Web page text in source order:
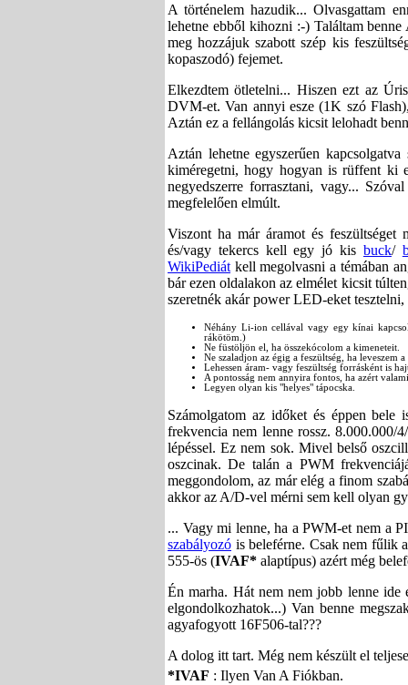
A történelem hazudik... Olvasgattam
lehetne ebből kihozni :-) Találtam
meg hozzájuk szabott szép kis
kopaszodó) fejemet.
Elkezdtem ötletelni... Hiszen ezt az
DVM-et. Van annyi esze (1K szó
Aztán ez a fellángolás kicsit lelohadt
Aztán lehetne egyszerűen
kiméregetni, hogy hogyan is rüffent ki
negyedszerre forrasztani, vagy...
megfelelően elmúlt.
Viszont ha már áramot és
és/vagy tekercs kell egy jó kis buck/
WikiPediát kell megolvasni a témában
bár ezen oldalakon az elmélet kicsit
szeretnék akár power LED-eket
Néhány Li-ion cellával vagy egy kínai
rákötöm.)
Ne füstöljön el, ha összekócolom a kimeneteit.
Ne szaladjon az égig a feszültség, ha leveszem a
Lehessen áram- vagy feszültség forrásként is
A pontosság nem annyira fontos, ha azért
Legyen olyan kis "helyes" tápocska.
Számolgatom az időket és éppen
frekvencia nem lenne rossz.
lépéssel. Ez nem sok. Mivel belső
oszcinak. De talán a PWM
meggondolom, az már elég a finom
akkor az A/D-vel mérni sem kell olyan
... Vagy mi lenne, ha a PWM-et nem a
szabályozó is beleférne. Csak nem fűlik
555-ös (IVAF* alaptípus) azért még
Én marha. Hát nem nem jobb lenne ide
elgondolkozhatok...) Van benne
agyafogyott 16F506-tal???
A dolog itt tart. Még nem készült el
*IVAF : Ilyen Van A Fiókban.